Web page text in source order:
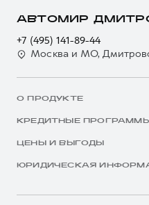
АВТОМИР
+7 (495) 141-89-44
Москва и МО,
О ПРОДУКТЕ
КРЕДИТНЫЕ ПРОГРАММЫ
ЦЕНЫ И ВЫГОДЫ
ЮРИДИЧЕСКАЯ